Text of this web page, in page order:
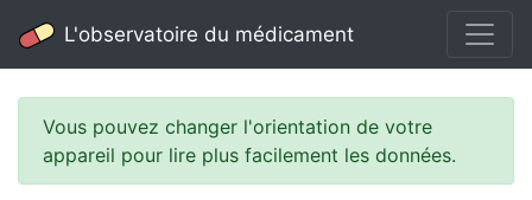
L'observatoire du médicament
Vous pouvez changer l'orientation de votre
appareil pour lire plus facilement les données.